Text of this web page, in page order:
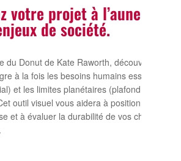
votre projet à l’aune des
de société.
du Donut de Kate Raworth, découvrez un
à la fois les besoins humains essentiels
et les limites planétaires (plafond
outil visuel vous aidera à positionner
et à évaluer la durabilité de vos choix